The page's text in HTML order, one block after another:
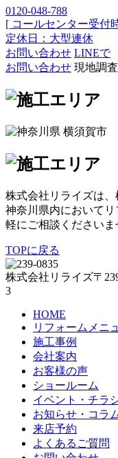
0120-048-788
[ コールセンター受付
定休日：大型連休
お問い合わせ LINEで
お問い合わせ 現地調
株式会社リライズは
神奈川県内において
軽にご相談くださいま
TOPに戻る
株式会社リライズ〒
3
HOME
リフォームメニ
施工事例
会社案内
お客様の声
ショールーム
イベント・チラ
お知らせ・コラ
来店予約
よくあるご質問